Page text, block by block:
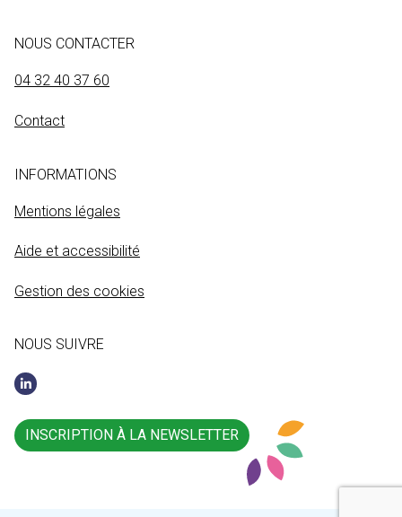
NOUS CONTACTER
04 32 40 37 60
Contact
INFORMATIONS
Mentions légales
Aide et accessibilité
Gestion des cookies
NOUS SUIVRE
INSCRIPTION À LA NEWSLETTER